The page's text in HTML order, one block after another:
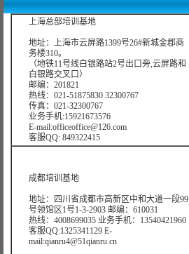
上海总部培训基地
地址：上海市云屏路1399号26#新城金郡商
务楼310。
（地铁11号线白银路站2号出口旁,云屏路和
白银路交叉口）
邮编：201821
热线：021-51875830 32300767
传真：021-32300767
业务手机:15921673576
E-mail:officeoffice@126.com
客服QQ: 849322415
成都培训基地
地址：四川省成都市高新区中和大道一段99
号领馆区1号1-3-2903 邮编：610031
热线：4008699035 业务手机：13540421960
客服QQ:1325341129 E-
mail:qianru4@51qianru.cn